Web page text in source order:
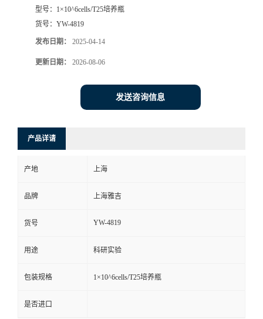
型号： 1×10^6cells/T25培养瓶
货号： YW-4819
发布日期： 2025-04-14
更新日期： 2026-08-06
发送咨询信息
产品详请
产地 上海
品牌 上海雅吉
货号 YW-4819
用途 科研实验
包装规格 1×10^6cells/T25培养瓶
是否进口